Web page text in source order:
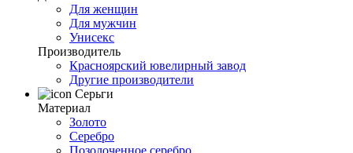
Для женщин
Для мужчин
Унисекс
Производитель
Красноярский ювелирный завод
Другие производители
Серьги
Материал
Золото
Серебро
Позолоченное серебро